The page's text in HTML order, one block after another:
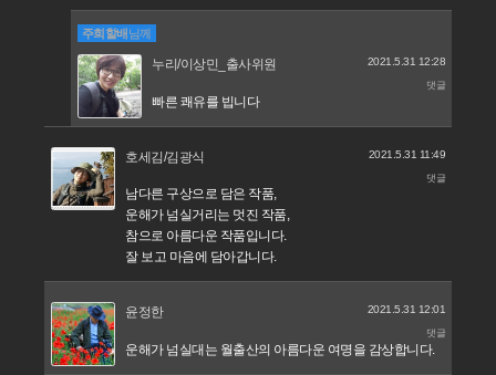
주희할배님께
누리/이상민_출사위원 2021.5.31 12:28
댓글
빠른 쾌유를 빕니다
호세김/김광식 2021.5.31 11:49
댓글
남다른 구상으로 담은 작품,
운해가 넘실거리는 멋진 작품,
참으로 아름다운 작품입니다.
잘 보고 마음에 담아갑니다.
윤정한 2021.5.31 12:01
댓글
운해가 넘실대는 월출산의 아름다운 여명을 감상합니다.